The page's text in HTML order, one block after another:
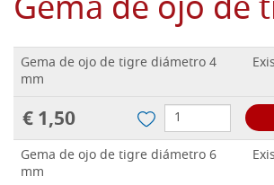
Gema de ojo de
Gema de ojo de tigre diámetro 4
mm
€ 1,50
Gema de ojo de tigre diámetro 6
mm